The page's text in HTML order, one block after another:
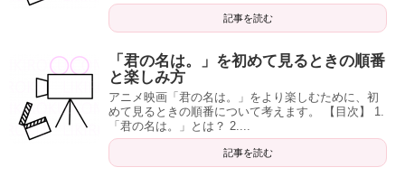
記事を読む
「君の名は。」を初めて見るときの順番
と楽しみ方
アニメ映画「君の名は。」をより楽しむために、初
めて見るときの順番について考えます。 【目次】 1.
「君の名は。」とは？ 2....
記事を読む